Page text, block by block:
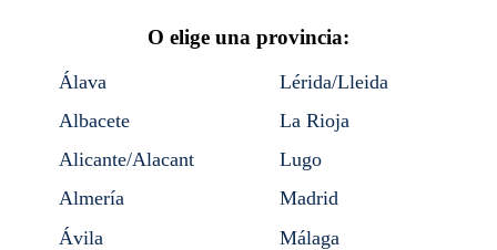
O elige una provincia:
Álava
Albacete
Alicante/Alacant
Almería
Ávila
Lérida/Lleida
La Rioja
Lugo
Madrid
Málaga